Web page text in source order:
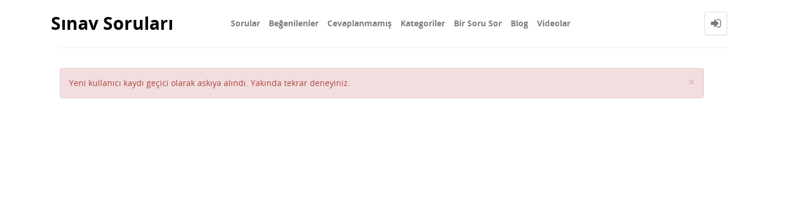
Sınav Soruları Sorular Beğenilenler Cevaplanmamış Kategoriler Bir Soru Sor Blog Videolar
Yeni kullanıcı kaydı geçici olarak askıya alındı. Yakında tekrar deneyiniz. ×